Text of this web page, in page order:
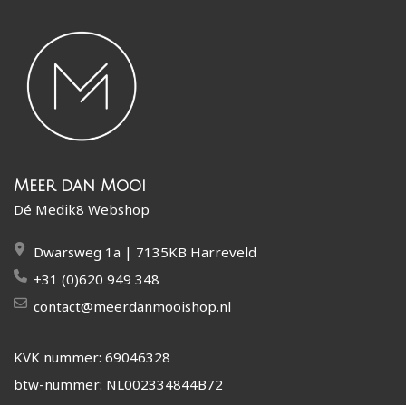
Meer dan Mooi
Dé Medik8 Webshop
Dwarsweg 1a | 7135KB Harreveld
+31 (0)620 949 348
contact@meerdanmooishop.nl
KVK nummer: 69046328
btw-nummer: NL002334844B72